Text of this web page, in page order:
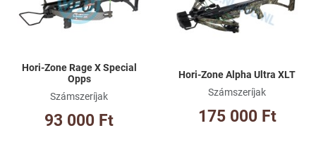
Gyorsnézet
Hori-Zone Rage X Special
Opps
Számszeríjak
93 000 Ft
Hori-Zone Alpha Ultra XLT
Számszeríjak
175 000 Ft